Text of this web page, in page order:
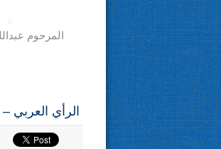
المرحوم
الرأي العربي